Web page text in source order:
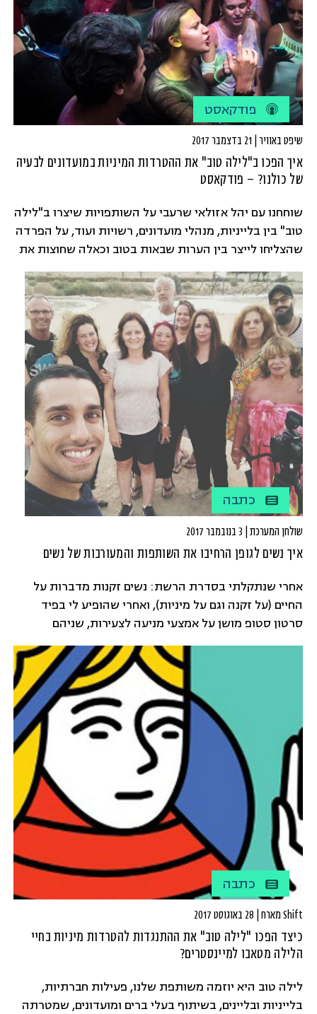
פודקאסט
שיפט באוויר | 21 בדצמבר 2017
איך הפכו ב"לילה טוב" את ההטרדות המיניות במועדונים לבעיה
של כולנו? – פודקאסט
שוחחנו עם יהל אזולאי שרעבי על השותפויות שיצרו ב"לילה
טוב" בין בלייניות, מנהלי מועדונים, רשויות ועוד, על הפרדה
שהצליחו לייצר בין הערות שבאות בטוב וכאלה שחוצות את
הגבול.
כתבה
שולחן המערכת | 3 בנובמבר 2017
איך נשים לגופן הרחיבו את השותפות והמעורבות של נשים
אחרי שנתקלתי בסדרת הרשת: נשים זקנות מדברות על
החיים (על זקנה וגם על מיניות), ואחרי שהופיע לי בפיד
סרטון סטופ מושן על אמצעי מניעה לצעירות, שניהם
"מוצרים דיגיטליים" של עמותת נשים לגופן, סקרנה אותי
השאלה: מה הניע אותן לעשות את הקפיצה הזאת אל
כתבה
Shift מארח | 28 באוגוסט 2017
כיצד הפכו "לילה טוב" את ההתנגדות להטרדות מיניות בחיי
הלילה מטאבו למיינסטרים?
לילה טוב היא יוזמה משותפת שלנו, פעילות חברתיות,
בלייניות ובליינים, בשיתוף בעלי ברים ומועדונים, שמטרתה